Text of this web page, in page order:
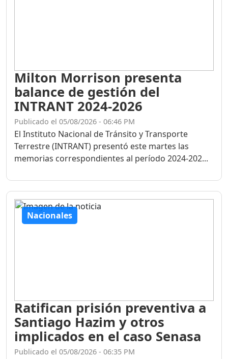
Milton Morrison presenta
balance de gestión del
INTRANT 2024-2026
Publicado el 05/08/2026 - 06:46 PM
El Instituto Nacional de Tránsito y Transporte
Terrestre (INTRANT) presentó este martes las
memorias correspondientes al período 2024-202...
Nacionales
Ratifican prisión preventiva a
Santiago Hazim y otros
implicados en el caso Senasa
Publicado el 05/08/2026 - 06:35 PM